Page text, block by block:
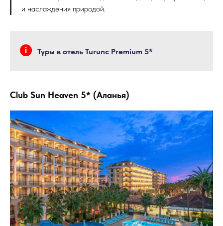
и наслаждения природой.
Туры в отель Turunc Premium 5*
Club Sun Heaven 5* (Аланья)